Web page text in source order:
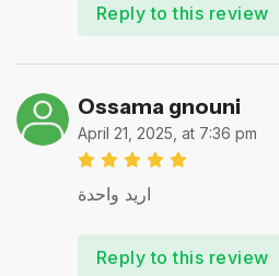
Reply to this review
Ossama gnouni
April 21, 2025, at 7:36 pm
اريد واحدة
Reply to this review